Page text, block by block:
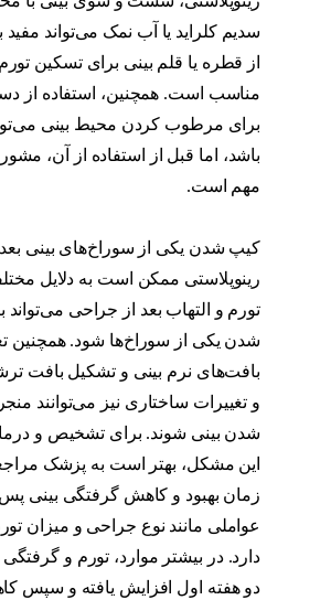
سدیم کلراید یا آب نمک می‌تواند مفید
از قطره یا قلم بینی برای تسکین
مناسب است. همچنین، استفاده از
برای مرطوب کردن محیط بینی
باشد، اما قبل از استفاده از آن،
مهم است.
کیپ شدن یکی از سوراخ‌های بینی
رینوپلاستی ممکن است به دلایل
تورم و التهاب بعد از جراحی
شدن یکی از سوراخ‌ها شود. همچنین
بافت‌های نرم بینی و تشکیل بافت
و تغییرات ساختاری نیز می‌توانند
شدن بینی شوند. برای تشخیص و
این مشکل، بهتر است به پزشک
زمان بهبود و کاهش گرفتگی بینی
عواملی مانند نوع جراحی و میزان
دارد. در بیشتر موارد، تورم و گرفتگی
دو هفته اول افزایش یافته و سپس